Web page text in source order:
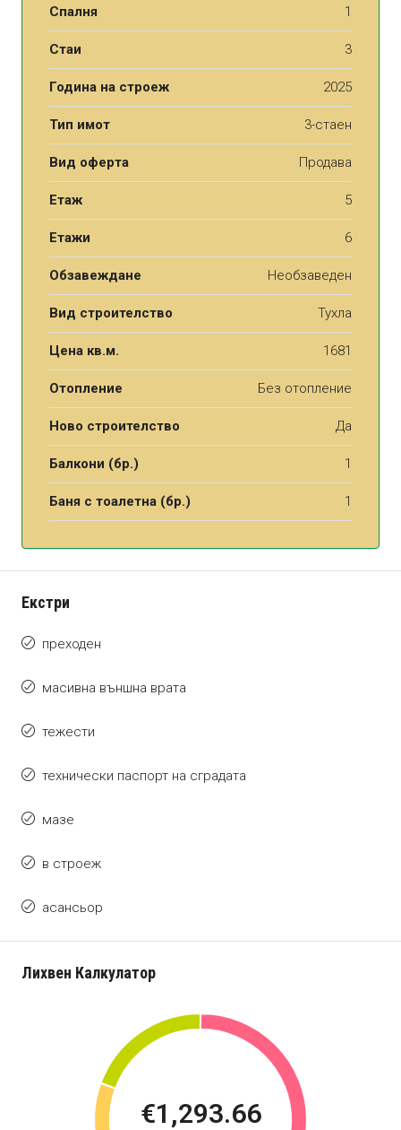
Спалня 1
Стаи 3
Година на строеж 2025
Тип имот 3-стаен
Вид оферта Продава
Етаж 5
Етажи 6
Обзавеждане Необзаведен
Вид строителство Тухла
Цена кв.м. 1681
Отопление Без отопление
Ново строителство Да
Балкони (бр.) 1
Баня с тоалетна (бр.) 1
Екстри
преходен
масивна външна врата
тежести
технически паспорт на сградата
мазе
в строеж
асансьор
Лихвен Калкулатор
€1,293.66